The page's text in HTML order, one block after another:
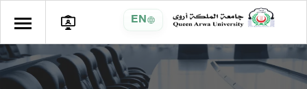
EN